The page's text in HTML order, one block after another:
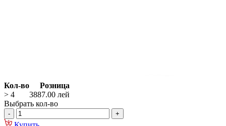
Кол-во
Розница
> 4
3887.00 лей
Выбрать кол-во